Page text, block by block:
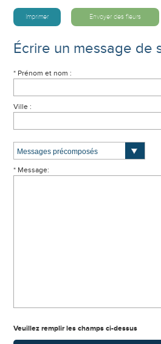
Imprimer Envoyer des fleurs
Écrire un message de
* Prénom et nom :
Ville :
* Message:
Veuillez remplir les champs ci-dessus